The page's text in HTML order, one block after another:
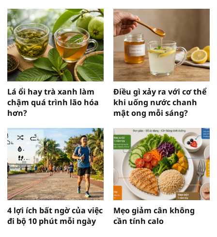
Lá ổi hay trà xanh làm
chậm quá trình lão hóa
hơn?
Điều gì xảy ra với cơ thể
khi uống nước chanh
mật ong mỗi sáng?
4 lợi ích bất ngờ của việc
đi bộ 10 phút mỗi ngày
Mẹo giảm cân không
cần tính calo